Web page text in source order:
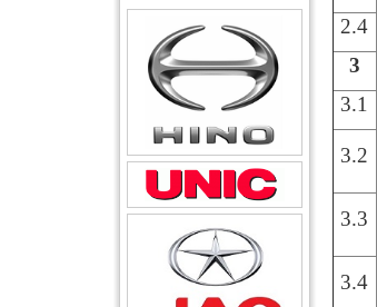
2.4
3
3.1
3.2
3.3
3.4